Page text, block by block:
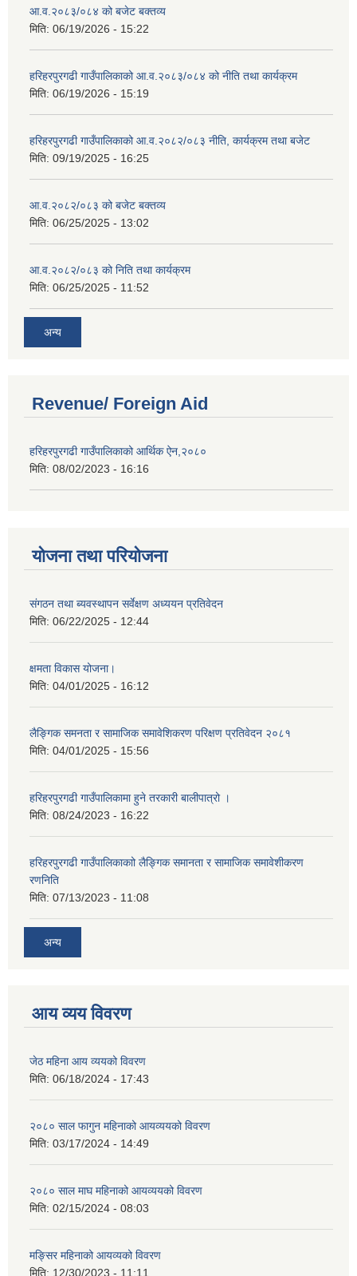
आ.व.२०८३/०८४ को बजेट बक्तव्य
मिति: 06/19/2026 - 15:22
हरिहरपुरगढी गाउँपालिकाको आ.व.२०८३/०८४ को नीति तथा कार्यक्रम
मिति: 06/19/2026 - 15:19
हरिहरपुरगढी गाउँपालिकाको आ.व.२०८२/०८३ नीति, कार्यक्रम तथा बजेट
मिति: 09/19/2025 - 16:25
आ.व.२०८२/०८३ को बजेट बक्तव्य
मिति: 06/25/2025 - 13:02
आ.व.२०८२/०८३ को निति तथा कार्यक्रम
मिति: 06/25/2025 - 11:52
अन्य
Revenue/ Foreign Aid
हरिहरपुरगढी गाउँपालिकाको आर्थिक ऐन,२०८०
मिति: 08/02/2023 - 16:16
योजना तथा परियोजना
संगठन तथा ब्यवस्थापन सर्वेक्षण अध्ययन प्रतिवेदन
मिति: 06/22/2025 - 12:44
क्षमता विकास योजना।
मिति: 04/01/2025 - 16:12
लैङ्गिक समनता र सामाजिक समावेशिकरण परिक्षण प्रतिवेदन २०८१
मिति: 04/01/2025 - 15:56
हरिहरपुरगढी गाउँपालिकामा हुने तरकारी बालीपात्रो ।
मिति: 08/24/2023 - 16:22
हरिहरपुरगढी गाउँपालिकाकाो लैङ्गिक समानता र सामाजिक समावेशीकरण
रणनिति
मिति: 07/13/2023 - 11:08
अन्य
आय व्यय विवरण
जेठ महिना आय व्ययको विवरण
मिति: 06/18/2024 - 17:43
२०८० साल फागुन महिनाको आयव्ययको विवरण
मिति: 03/17/2024 - 14:49
२०८० साल माघ महिनाको आयव्ययको विवरण
मिति: 02/15/2024 - 08:03
मङ्सिर महिनाको आयव्यको विवरण
मिति: 12/30/2023 - 11:11